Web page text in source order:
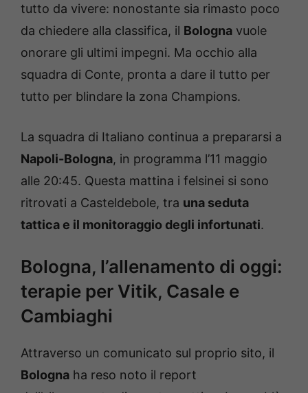
tutto da vivere: nonostante sia rimasto poco
da chiedere alla classifica, il Bologna vuole
onorare gli ultimi impegni. Ma occhio alla
squadra di Conte, pronta a dare il tutto per
tutto per blindare la zona Champions.
La squadra di Italiano continua a prepararsi a
Napoli-Bologna, in programma l’11 maggio
alle 20:45. Questa mattina i felsinei si sono
ritrovati a Casteldebole, tra una seduta
tattica e il monitoraggio degli infortunati.
Bologna, l’allenamento di oggi:
terapie per Vitik, Casale e
Cambiaghi
Attraverso un comunicato sul proprio sito, il
Bologna ha reso noto il report